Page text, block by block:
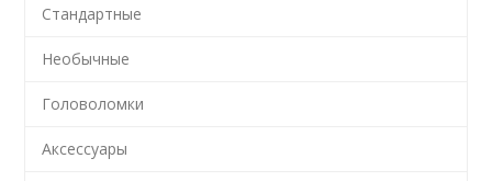
Стандартные
Необычные
Головоломки
Аксессуары